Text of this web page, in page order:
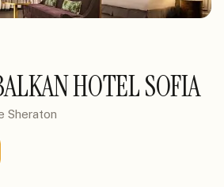
HOTEL SOFIA
Sheraton